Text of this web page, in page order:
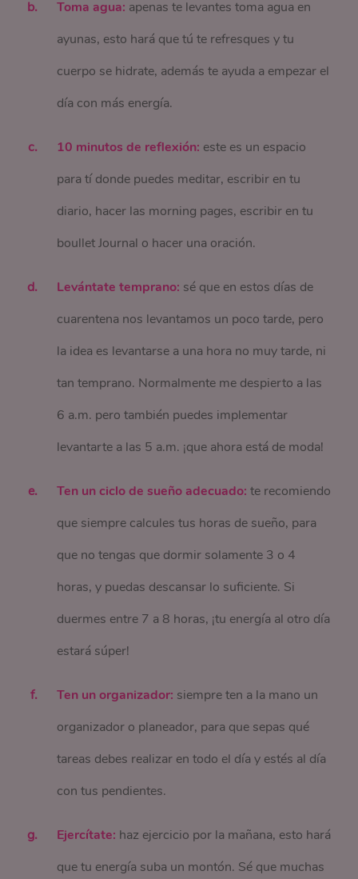
Toma agua: apenas te levantes toma agua en
ayunas, esto hará que tú te refresques y tu
cuerpo se hidrate, además te ayuda a empezar el
día con más energía.
10 minutos de reflexión: este es un espacio
para tí donde puedes meditar, escribir en tu
diario, hacer las morning pages, escribir en tu
boullet Journal o hacer una oración.
Levántate temprano: sé que en estos días de
cuarentena nos levantamos un poco tarde, pero
la idea es levantarse a una hora no muy tarde, ni
tan temprano. Normalmente me despierto a las
6 a.m. pero también puedes implementar
levantarte a las 5 a.m. ¡que ahora está de moda!
Ten un ciclo de sueño adecuado: te recomiendo
que siempre calcules tus horas de sueño, para
que no tengas que dormir solamente 3 o 4
horas, y puedas descansar lo suficiente. Si
duermes entre 7 a 8 horas, ¡tu energía al otro día
estará súper!
Ten un organizador: siempre ten a la mano un
organizador o planeador, para que sepas qué
tareas debes realizar en todo el día y estés al día
con tus pendientes.
Ejercítate: haz ejercicio por la mañana, esto hará
que tu energía suba un montón. Sé que muchas